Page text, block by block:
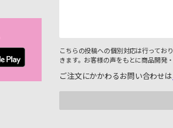
こちらの投稿への個別対応は行ってお
きます。お客様の声をもとに商品開発
ご注文にかかわるお問い合わせは